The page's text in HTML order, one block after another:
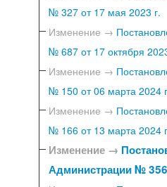
№ 327 от 17 мая 2023 г.
Изменение →
№ 687 от 17 октября
Изменение →
№ 150 от 06 марта 2024
Изменение →
№ 166 от 13 марта 2024
Изменение →
Администрации №